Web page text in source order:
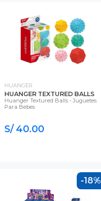
HUANGER
HUANGER TEXTURED BALLS
Huanger Textured Balls - Juguetes
Para Bebes
S/ 40.00
-18%